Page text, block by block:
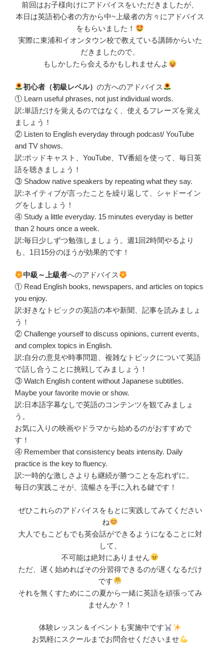
前回はお子様向けにアドバイスをいただきましたが、
本日は英語初心者の方から中~上級者の方々にアドバイス
をもらいました！
実際に東浦和イオンタウン校で教えている講師からいた
だきましたので、
もしかしたら会えるかもしれませんよ
初心者（初級レベル）の方へのアドバイス
① Learn useful phrases, not just individual words.
訳:単語だけを覚えるのではなく、使えるフレーズを覚え
ましょう！
② Listen to English everyday through podcast/ YouTube
and TV shows.
訳:ポッドキャスト、YouTube、TV番組を使って、毎日英
語を聴きましょう！
③ Shadow native speakers by repeating what they say.
訳:ネイティブが言ったことを繰り返して、シャドーイン
グをしましょう！
④ Study a little everyday. 15 minutes everyday is better
than 2 hours once a week.
訳:毎日少しずつ勉強しましょう。週1回2時間やるより
も、1日15分のほうが効果的です！
中級～上級者へのアドバイス
① Read English books, newspapers, and articles on topics
you enjoy.
訳:好きなトピックの英語の本や新聞、記事を読みましょ
う！
② Challenge yourself to discuss opinions, current events,
and complex topics in English.
訳:自分の意見や時事問題、複雑なトピックについて英語
で話し合うことに挑戦してみましょう！
③ Watch English content without Japanese subtitles.
Maybe your favorite movie or show.
訳:日本語字幕なしで英語のコンテンツを観てみましょ
う。
お気に入りの映画やドラマから始めるのがおすすめで
す！
④ Remember that consistency beats intensity. Daily
practice is the key to fluency.
訳:一時的な激しさよりも継続が勝つことを忘れずに。
毎日の実践こそが、流暢さを手に入れる鍵です！
ぜひこれらのアドバイスをもとに実践してみてください
ね
大人でもこどもでも英会話ができるようになることに対
して、
不可能は絶対にありません
ただ、遅く始めればその分習得できるのが遅くなるだけ
です
それを無くすためにこの夏から一緒に英語を頑張ってみ
ませんか？！
体験レッスン＆イベントも実施中です
お気軽にスクールまでお問合せくださいませ